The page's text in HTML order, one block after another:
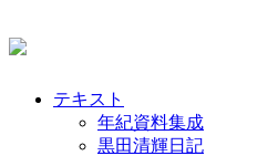
テキスト
年紀資料集成
黒田清輝日記